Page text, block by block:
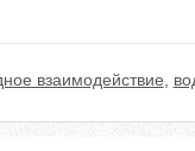
взаимодействие